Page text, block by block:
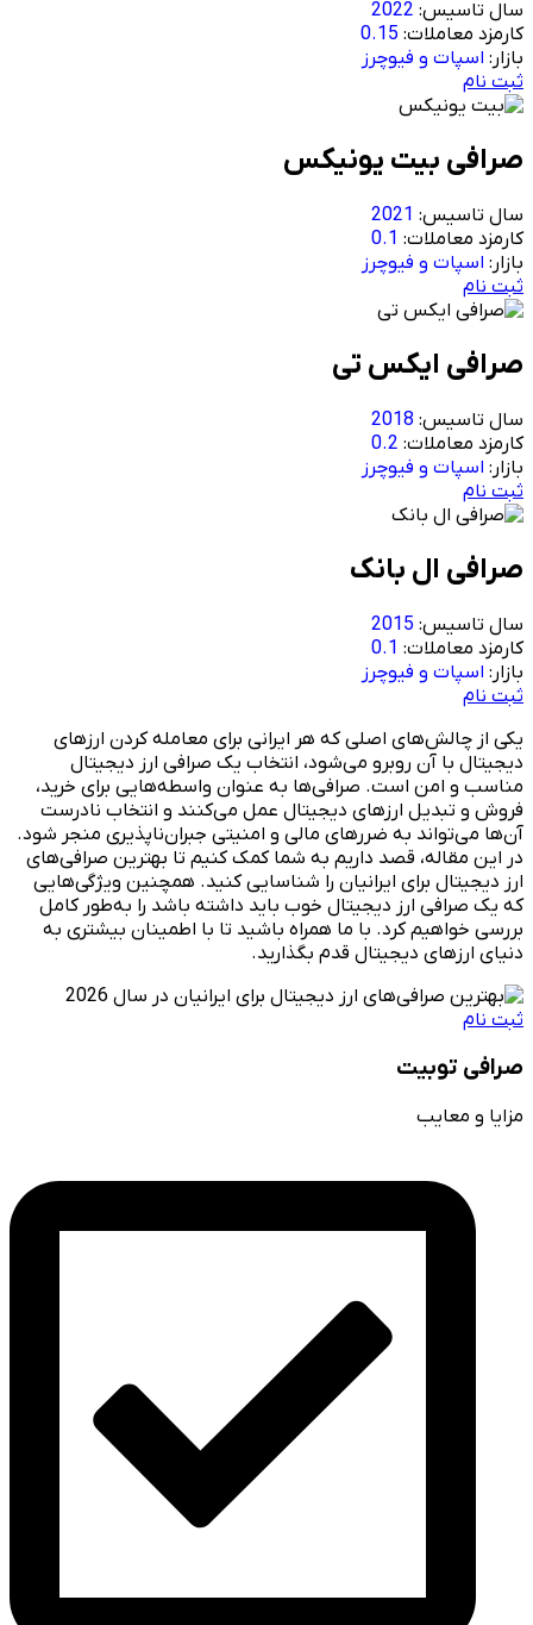
سال تاسیس: 2022
کارمزد معاملات: 0.15
بازار: اسپات و فیوچرز
ثبت نام
صرافی بیت یونیکس
سال تاسیس: 2021
کارمزد معاملات: 0.1
بازار: اسپات و فیوچرز
ثبت نام
صرافی ایکس تی
سال تاسیس: 2018
کارمزد معاملات: 0.2
بازار: اسپات و فیوچرز
ثبت نام
صرافی ال بانک
سال تاسیس: 2015
کارمزد معاملات: 0.1
بازار: اسپات و فیوچرز
ثبت نام
یکی از چالش‌های اصلی که هر ایرانی برای معامله کردن ارزهای
دیجیتال با آن روبرو می‌شود، انتخاب یک صرافی ارز دیجیتال
مناسب و امن است. صرافی‌ها به عنوان واسطه‌هایی برای خرید،
فروش و تبدیل ارزهای دیجیتال عمل می‌کنند و انتخاب نادرست
آن‌ها می‌تواند به ضررهای مالی و امنیتی جبران‌ناپذیری منجر شود.
در این مقاله، قصد داریم به شما کمک کنیم تا بهترین صرافی‌های
ارز دیجیتال برای ایرانیان را شناسایی کنید. همچنین ویژگی‌هایی
که یک صرافی ارز دیجیتال خوب باید داشته باشد را به‌طور کامل
بررسی خواهیم کرد. با ما همراه باشید تا با اطمینان بیشتری به
دنیای ارزهای دیجیتال قدم بگذارید.
ثبت نام
صرافی توبیت
مزایا و معایب